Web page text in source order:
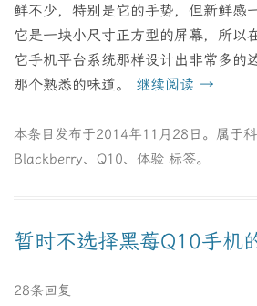
鲜不少，特别是它的手势，但新鲜感
它是一块小尺寸正方型的屏幕，所以
它手机平台系统那样设计出非常多的
那个熟悉的味道。 继续阅读 →
本条目发布于2014年11月28日 。属于
Blackberry、 Q10、 体验 标签。
暂时不选择黑莓Q10手机
28条回复